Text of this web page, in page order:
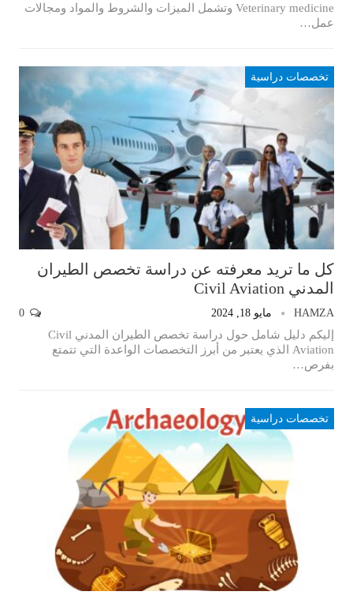
Veterinary medicine وتشمل الميزات والشروط والمواد ومجالات
عمل…
تخصصات دراسية
كل ما تريد معرفته عن دراسة تخصص الطيران
المدني Civil Aviation
HAMZA مايو 18, 2024
إليكم دليل شامل حول دراسة تخصص الطيران المدني Civil
Aviation الذي يعتبر من أبرز التخصصات الواعدة التي تتمتع
بفرص…
تخصصات دراسية